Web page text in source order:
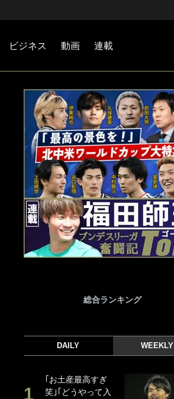
ビジネス 動画 連載
総合ランキング
DAILY WEEKLY
｢お土産最高すぎ
笑｣｢どうやって入